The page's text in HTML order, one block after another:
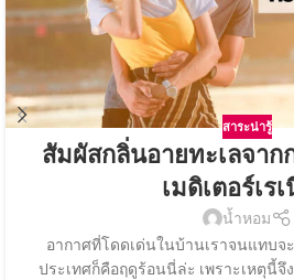
สาระน่ารู้
สัมผัสกลิ่นอายทะเลจาก
เมดิเตอร์เร
น้ำหอม
อากาศที่โดดเด่นในบ้านเราจนแทบจ
ประเทศก็คือฤดูร้อนนี่ล่ะ เพราะเหตุนี้